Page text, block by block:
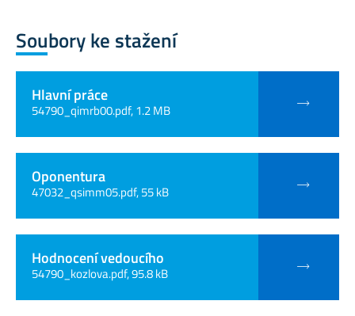
Soubory ke stažení
Hlavní práce
54790_qimrb00.pdf, 1.2 MB
Oponentura
47032_qsimm05.pdf, 55 kB
Hodnocení vedoucího
54790_kozlova.pdf, 95.8 kB